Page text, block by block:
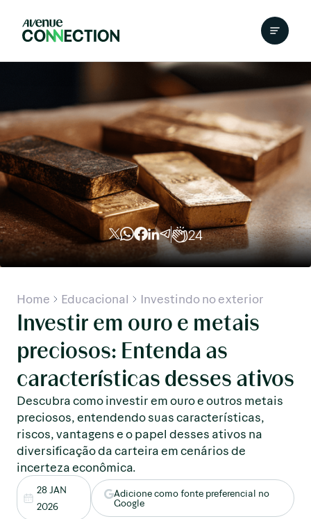
24
Home Educacional Investindo no exterior
Investir em ouro e metais
preciosos: Entenda as
características desses ativos
Descubra como investir em ouro e outros metais
preciosos, entendendo suas características,
riscos, vantagens e o papel desses ativos na
diversificação da carteira em cenários de
incerteza econômica.
28 JAN
2026
Adicione como fonte preferencial no
Google